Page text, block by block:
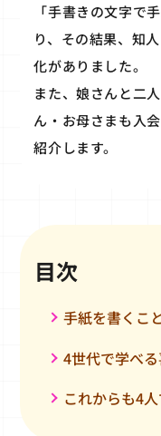
「手書きの文字で
り、その結果、知
化がありました。
また、娘さんと二
ん・お母さまも入
紹介します。
目次
手紙を書くこ
4世代で学べ
これからも4